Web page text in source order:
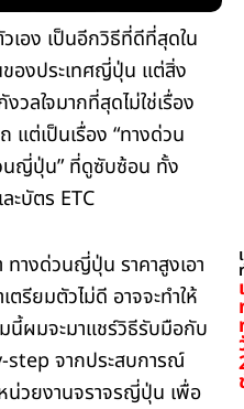
เอง เป็นอีกวิธีที่ดีที่สุดใน
องประเทศญี่ปุ่น แต่สิ่ง
วลใจมากที่สุดไม่ใช่เรื่อง
แต่เป็นเรื่อง “ทางด่วน
นญี่ปุ่น” ที่ดูซับซ้อน ทั้ง
ะบัตร ETC
างด่วนญี่ปุ่น ราคาสูงเอา
ตรียมตัวไม่ดี อาจจะทำให้
นี้ผมจะมาแชร์วิธีรับมือกับ
จากประสบการณ์
วยงานจราจรญี่ปุ่น เพื่อ